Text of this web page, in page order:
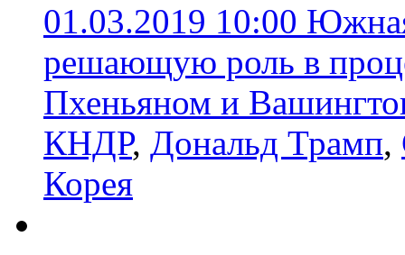
01.03.2019 10:00
решающую роль в
Пхеньяном и
КНДР, Дональд Трамп,
Корея